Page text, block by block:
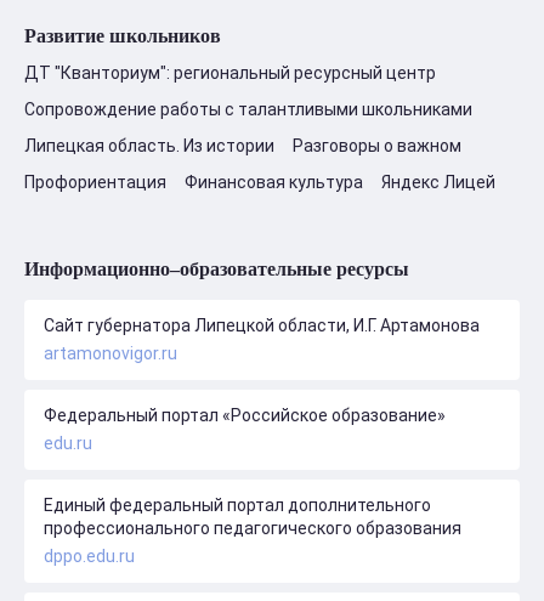
Развитие школьников
ДТ "Кванториум": региональный ресурсный центр
Сопровождение работы с талантливыми школьниками
Липецкая область. Из истории
Разговоры о важном
Профориентация
Финансовая культура Яндекс Лицей
Информационно–образовательные ресурсы
Сайт губернатора Липецкой области, И.Г. Артамонова
artamonovigor.ru
Федеральный портал «Российское образование»
edu.ru
Единый федеральный портал дополнительного
профессионального педагогического образования
dppo.edu.ru